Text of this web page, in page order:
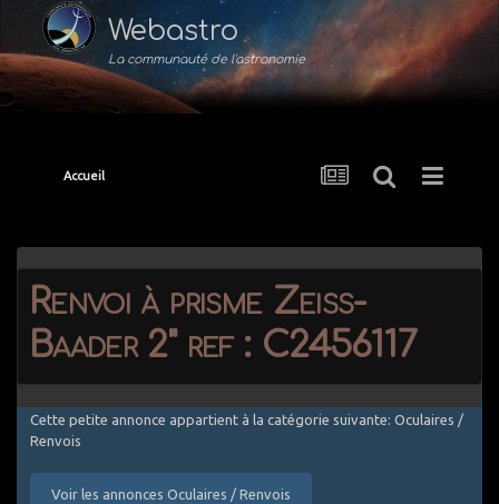
Webastro
La communauté de l'astronomie
Accueil
Renvoi à prisme Zeiss-
Baader 2" ref : C2456117
Cette petite annonce appartient à la catégorie suivante: Oculaires /
Renvois
Voir les annonces Oculaires / Renvois